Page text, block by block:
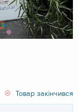
Товар закінчився